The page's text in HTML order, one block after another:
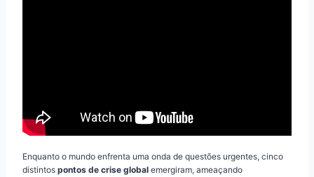
Enquanto o mundo enfrenta uma onda de questões urgentes, cinco
distintos pontos de crise global emergiram, ameaçando